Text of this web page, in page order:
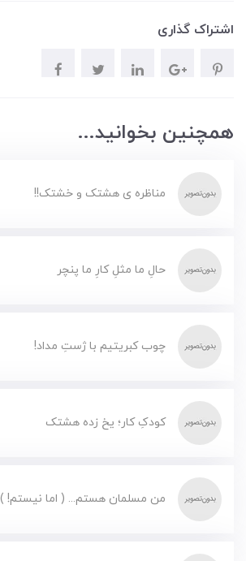
اشتراک گذاری
همچنین بخوانید...
مناظره ی هشتک و خشتک!!
حالِ ما مثلِ کارِ ما پنچر
چوب کبریتیم با ژستِ مداد!
کودکِ کار؛ یخ زده هشتک
من مسلمان هستم... ( اما نیستم! )